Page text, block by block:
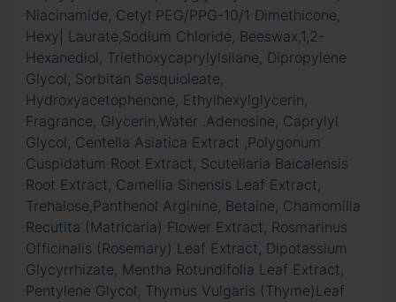
Niacinamide, Cetyl PEG/PPG-10/1 Dimethicone,
Hexy| Laurate,Sodium Chloride, Beeswax,1,2-
Hexanediol, Triethoxycaprylylsilane, Dipropylene
Glycol, Sorbitan Sesquioleate,
Hydroxyacetophenone, Ethylhexylglycerin,
Fragrance, Glycerin,Water .Adenosine, Caprylyl
Glycol, Centella Asiatica Extract ,Polygonum
Cuspidatum Root Extract, Scutellaria Baicalensis
Root Extract, Camellia Sinensis Leaf Extract,
Trehalose,Panthenol Arginine, Betaine, Chamomilla
Recutita (Matricaria) Flower Extract, Rosmarinus
Officinalis (Rosemary) Leaf Extract, Dipotassium
Glycyrrhizate, Mentha Rotundifolia Leaf Extract,
Pentylene Glycol, Thymus Vulgaris (Thyme)Leaf